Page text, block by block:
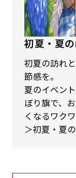
初夏・夏
初夏の訪れ
節感を。
夏のイベン
ぼり旗で、
くなるワク
＞初夏・夏